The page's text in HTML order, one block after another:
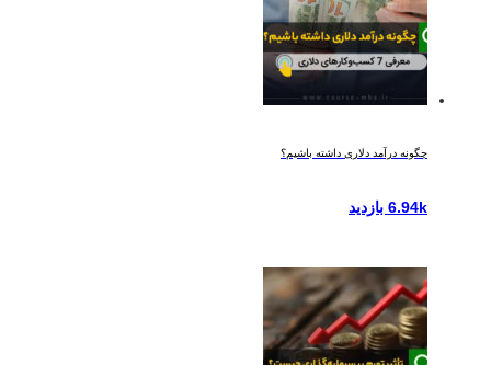
چگونه درآمد دلاری داشته باشیم؟
6.94k بازدید